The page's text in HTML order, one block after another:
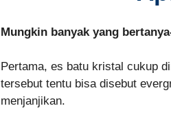
Mungkin banyak yang
Pertama, es batu kristal cukup
tersebut tentu bisa disebut
menjanjikan.